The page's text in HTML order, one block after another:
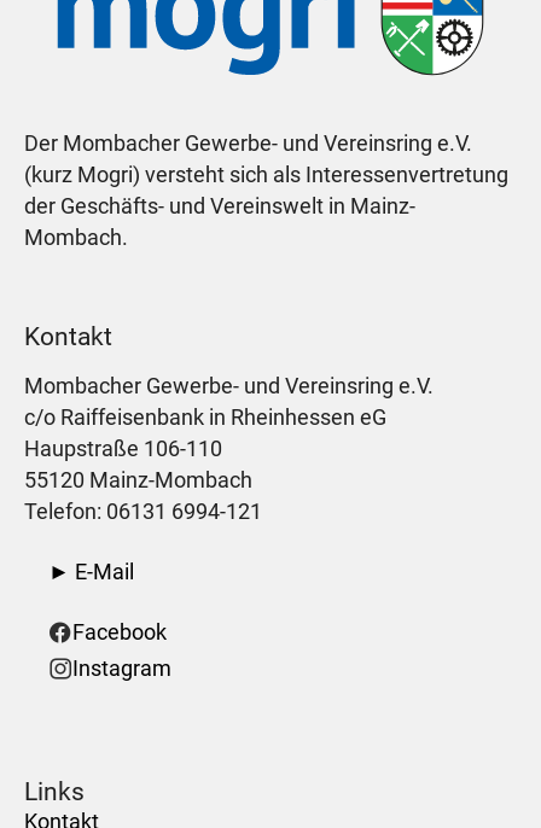
Der Mombacher Gewerbe- und Vereinsring e.V.
(kurz Mogri) versteht sich als Interessenvertretung
der Geschäfts- und Vereinswelt in Mainz-
Mombach.
Kontakt
Mombacher Gewerbe- und Vereinsring e.V.
c/o Raiffeisenbank in Rheinhessen eG
Haupstraße 106-110
55120 Mainz-Mombach
Telefon: 06131 6994-121
► E-Mail
Facebook
Instagram
Links
Kontakt